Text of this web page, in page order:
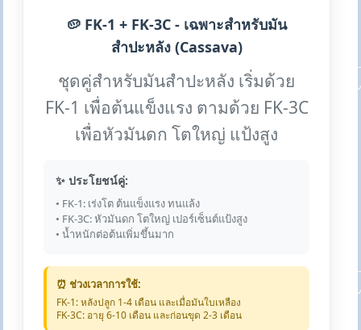
🥔 FK-1 + FK-3C - เฉพาะสำหรับมัน
สำปะหลัง (Cassava)
ชุดคู่สำหรับมันสำปะหลัง เริ่มด้วย
FK-1 เพื่อต้นแข็งแรง ตามด้วย FK-3C
เพื่อหัวมันดก โตใหญ่ แป้งสูง
✨ ประโยชน์คู่:
• FK-1: เร่งโต ต้นแข็งแรง ทนแล้ง
• FK-3C: หัวมันดก โตใหญ่ เปอร์เซ็นต์แป้งสูง
• น้ำหนักต่อต้นเพิ่มขึ้นมาก
⏰ ช่วงเวลาการใช้:
FK-1: หลังปลูก 1-4 เดือน และเมื่อมันใบเหลือง
FK-3C: อายุ 6-10 เดือน และก่อนขุด 2-3 เดือน